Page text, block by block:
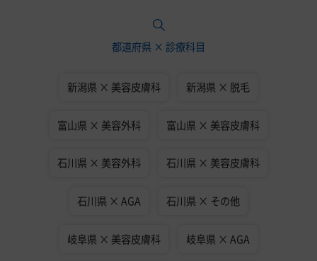
都道府県 × 診療科目
新潟県 × 美容皮膚科 新潟県 × 脱毛
富山県 × 美容外科 富山県 × 美容皮膚科
石川県 × 美容外科 石川県 × 美容皮膚科
石川県 × AGA 石川県 × その他
岐阜県 × 美容皮膚科 岐阜県 × AGA